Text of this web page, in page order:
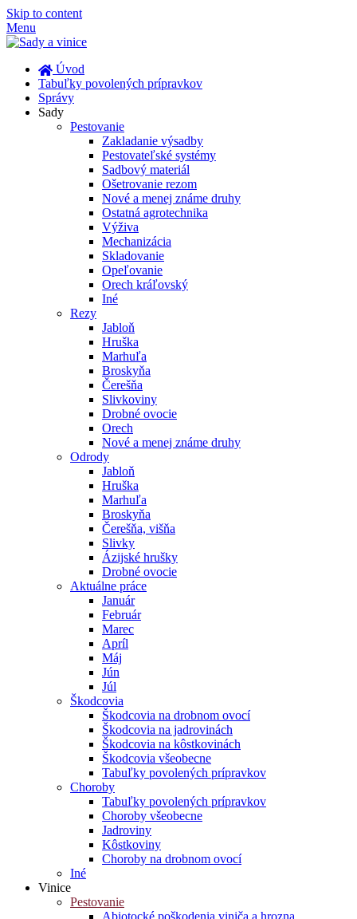
Skip to content
Menu
Úvod
Tabuľky povolených prípravkov
Správy
Sady
Pestovanie
Zakladanie výsadby
Pestovateľské systémy
Sadbový materiál
Ošetrovanie rezom
Nové a menej známe druhy
Ostatná agrotechnika
Výživa
Mechanizácia
Skladovanie
Opeľovanie
Orech kráľovský
Iné
Rezy
Jabloň
Hruška
Marhuľa
Broskyňa
Čerešňa
Slivkoviny
Drobné ovocie
Orech
Nové a menej známe druhy
Odrody
Jabloň
Hruška
Marhuľa
Broskyňa
Čerešňa, višňa
Slivky
Ázijské hrušky
Drobné ovocie
Aktuálne práce
Január
Február
Marec
Apríl
Máj
Jún
Júl
Škodcovia
Škodcovia na drobnom ovocí
Škodcovia na jadrovinách
Škodcovia na kôstkovinách
Škodcovia všeobecne
Tabuľky povolených prípravkov
Choroby
Tabuľky povolených prípravkov
Choroby všeobecne
Jadroviny
Kôstkoviny
Choroby na drobnom ovocí
Iné
Vinice
Pestovanie